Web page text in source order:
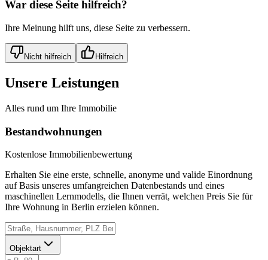
War diese Seite hilfreich?
Ihre Meinung hilft uns, diese Seite zu verbessern.
Nicht hilfreich Hilfreich
Unsere Leistungen
Alles rund um Ihre Immobilie
Bestandwohnungen
Kostenlose Immobilienbewertung
Erhalten Sie eine erste, schnelle, anonyme und valide Einordnung
auf Basis unseres umfangreichen Datenbestands und eines
maschinellen Lernmodells, die Ihnen verrät, welchen Preis Sie für
Ihre Wohnung in Berlin erzielen können.
Objektart